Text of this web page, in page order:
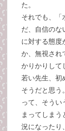
た。
それでも、「
だ、自信のな
に対する態度
か、無視され
かりかりして
若い先生、初
そうだと思う
って、そうい
まってしま
況になったり